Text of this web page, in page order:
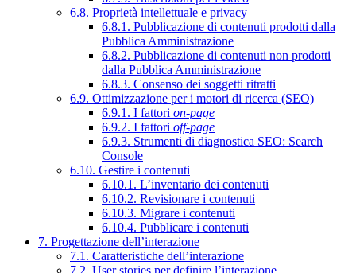
6.8. Proprietà intellettuale e privacy
6.8.1. Pubblicazione di contenuti prodotti dalla
Pubblica Amministrazione
6.8.2. Pubblicazione di contenuti non prodotti
dalla Pubblica Amministrazione
6.8.3. Consenso dei soggetti ritratti
6.9. Ottimizzazione per i motori di ricerca (SEO)
6.9.1. I fattori on-page
6.9.2. I fattori off-page
6.9.3. Strumenti di diagnostica SEO: Search
Console
6.10. Gestire i contenuti
6.10.1. L’inventario dei contenuti
6.10.2. Revisionare i contenuti
6.10.3. Migrare i contenuti
6.10.4. Pubblicare i contenuti
7. Progettazione dell’interazione
7.1. Caratteristiche dell’interazione
7.2. User stories per definire l’interazione